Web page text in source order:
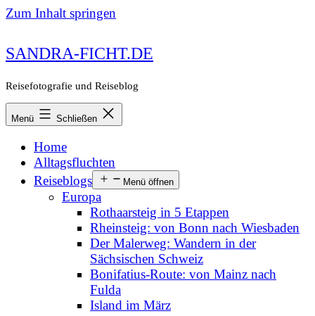
Zum Inhalt springen
SANDRA-FICHT.DE
Reisefotografie und Reiseblog
Menü Schließen
Home
Alltagsfluchten
Reiseblogs
Menü öffnen
Europa
Rothaarsteig in 5 Etappen
Rheinsteig: von Bonn nach Wiesbaden
Der Malerweg: Wandern in der
Sächsischen Schweiz
Bonifatius-Route: von Mainz nach
Fulda
Island im März